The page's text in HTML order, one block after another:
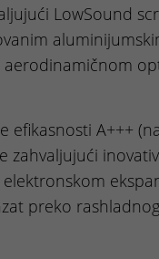
LowSound
A+++
zahvaljujući
preko